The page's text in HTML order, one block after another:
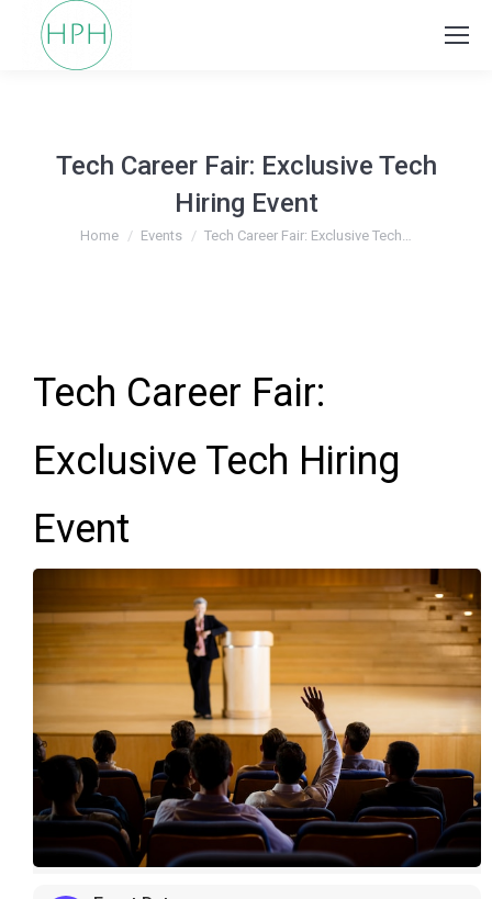
Tech Career Fair: Exclusive Tech
Hiring Event
You are here:
Home Events Tech Career Fair: Exclusive Tech…
Tech Career Fair:
Exclusive Tech Hiring
Event